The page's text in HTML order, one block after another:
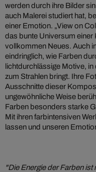
werden durch ihre Bilder
auch Malerei studiert hat,
einer Emotion. „View on
das bunte Universum einer
vollkommen Neues. Auch
eindringlich, wie Farben
lichtdurchlässige Motive,
zum Strahlen bringt. Ihre
Ausschnitte dieser
ungewöhnliche Weise
Farben besonders starke
Mit ihren farbintensiven
lassen und unseren
"Die Energie der Farben